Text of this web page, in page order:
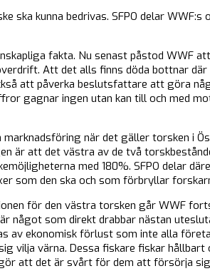
ska kunna bedrivas. SFPO delar
fakta. Nu senast påstod WWF
Att det alls finns döda bottnar
att påverka beslutsfattare att göra
gagnar ingen utan kan till och med
marknadsföring när det gäller torsken i
är att det västra av de två
med 180%. SFPO delar
som den ska och som förbryllar
för den västra torsken går WWF
något som direkt drabbar nästan
av ekonomisk förlust som inte alla
vilja värna. Dessa fiskare fiskar
att det är svårt för dem att försörja